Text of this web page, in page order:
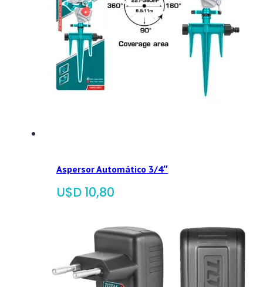
Aspersor Automático 3/4″
$ 10,80